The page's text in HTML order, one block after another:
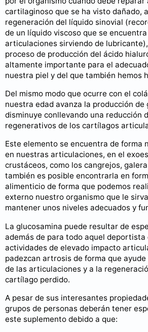
cartilaginoso que se ha visto dañado,
regeneración del líquido sinovial
de un líquido viscoso que se
articulaciones sirviendo de
proceso de producción del ácido
altamente importante para el
nuestra piel y del que también hemos
Del mismo modo que ocurre con el
nuestra edad avanza la producción de
disminuye conllevando una reducción
regenerativos de los cartílagos
Este elemento se encuentra de forma
en nuestras articulaciones, en el
crustáceos, como los cangrejos,
también es posible encontrarla en
alimenticio de forma que podemos
externo nuestro organismo que le
mantener unos niveles adecuados y
La glucosamina puede resultar de
además de para todo aquel deportista
actividades de elevado impacto
padezcan artrosis de forma que
de las articulaciones y a la
cartílago perdido.
A pesar de sus interesantes
grupos de personas deberán tener
este suplemento debido a que: